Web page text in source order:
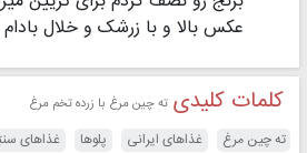
عکس بالا و با زرشک و خلال
کلمات کلیدی ته چین مرغ با زرده تخم مرغ
ته چین مرغ غذاهای ایرانی پلوها غذاهای